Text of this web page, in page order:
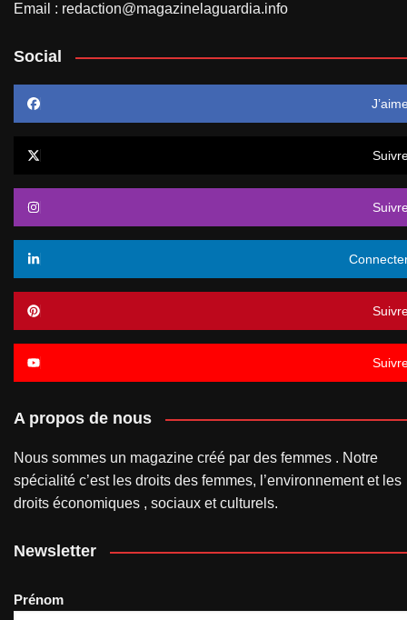
Email : redaction@magazinelaguardia.info
Social
A propos de nous
Nous sommes un magazine créé par des femmes . Notre
spécialité c’est les droits des femmes, l’environnement et les
droits économiques , sociaux et culturels.
Newsletter
Prénom